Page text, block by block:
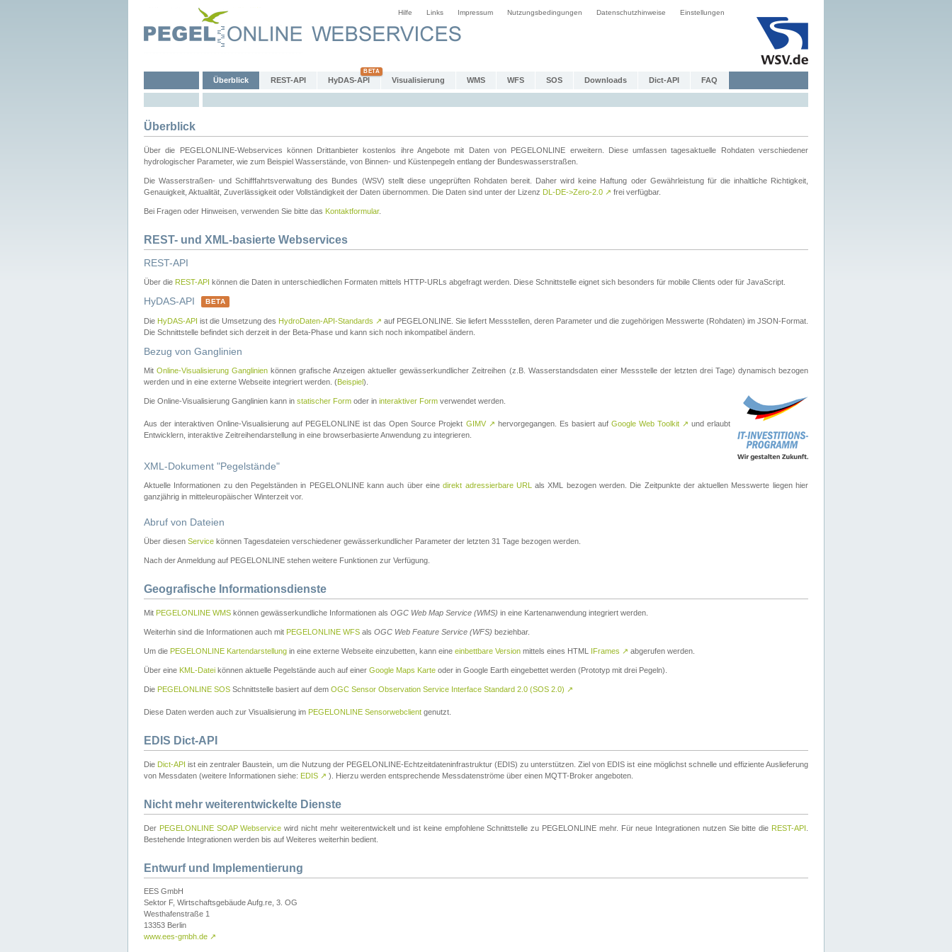
Hilfe Links Impressum Nutzungsbedingungen Datenschutzhinweise Einstellungen
Überblick REST-API HyDAS-API Visualisierung WMS WFS SOS Downloads Dict-API FAQ
Überblick
Über die PEGELONLINE-Webservices können Drittanbieter kostenlos ihre Angebote mit Daten von PEGELONLINE erweitern. Diese umfassen tagesaktuelle Rohdaten verschiedener
hydrologischer Parameter, wie zum Beispiel Wasserstände, von Binnen- und Küstenpegeln entlang der Bundeswasserstraßen.
Die Wasserstraßen- und Schifffahrtsverwaltung des Bundes (WSV) stellt diese ungeprüften Rohdaten bereit. Daher wird keine Haftung oder Gewährleistung für die inhaltliche Richtigkeit,
Genauigkeit, Aktualität, Zuverlässigkeit oder Vollständigkeit der Daten übernommen. Die Daten sind unter der Lizenz DL-DE->Zero-2.0 ↗ frei verfügbar.
Bei Fragen oder Hinweisen, verwenden Sie bitte das Kontaktformular.
REST- und XML-basierte Webservices
REST-API
Über die REST-API können die Daten in unterschiedlichen Formaten mittels HTTP-URLs abgefragt werden. Diese Schnittstelle eignet sich besonders für mobile Clients oder für JavaScript.
HyDAS-API BETA
Die HyDAS-API ist die Umsetzung des HydroDaten-API-Standards ↗ auf PEGELONLINE. Sie liefert Messstellen, deren Parameter und die zugehörigen Messwerte (Rohdaten) im JSON-Format.
Die Schnittstelle befindet sich derzeit in der Beta-Phase und kann sich noch inkompatibel ändern.
Bezug von Ganglinien
MitOnline-Visualisierung Ganglinien können grafische Anzeigen aktueller gewässerkundlicher Zeitreihen (z.B. Wasserstandsdaten einer Messstelle der letzten drei Tage) dynamisch bezogen
werden und in eine externe Webseite integriert werden. (Beispiel).
Die Online-Visualisierung Ganglinien kann in statischer Form oder in interaktiver Form verwendet werden.
Aus der interaktiven Online-Visualisierung auf PEGELONLINE ist das Open Source Projekt GIMV ↗ hervorgegangen. Es basiert auf Google Web Toolkit ↗ und erlaubt
Entwicklern, interaktive Zeitreihendarstellung in eine browserbasierte Anwendung zu integrieren.
XML-Dokument "Pegelstände"
Aktuelle Informationen zu den Pegelständen in PEGELONLINE kann auch über einedirekt adressierbare URL
als XML bezogen werden. Die Zeitpunkte der aktuellen Messwerte liegen hier
ganzjährig in mitteleuropäischer Winterzeit vor.
Abruf von Dateien
Über diesen Service können Tagesdateien verschiedener gewässerkundlicher Parameter der letzten 31 Tage bezogen werden.
Nach der Anmeldung auf PEGELONLINE stehen weitere Funktionen zur Verfügung.
Geografische Informationsdienste
Mit PEGELONLINE WMS können gewässerkundliche Informationen als OGC Web Map Service (WMS) in eine Kartenanwendung integriert werden.
Weiterhin sind die Informationen auch mit PEGELONLINE WFS als OGC Web Feature Service (WFS) beziehbar.
Um die PEGELONLINE Kartendarstellung in eine externe Webseite einzubetten, kann eine einbettbare Version mittels eines HTML IFrames ↗ abgerufen werden.
Über eine KML-Datei können aktuelle Pegelstände auch auf einer Google Maps Karte oder in Google Earth eingebettet werden (Prototyp mit drei Pegeln).
Die PEGELONLINE SOS Schnittstelle basiert auf dem OGC Sensor Observation Service Interface Standard 2.0 (SOS 2.0) ↗
Diese Daten werden auch zur Visualisierung im PEGELONLINE Sensorwebclient genutzt.
EDIS Dict-API
Die Dict-API ist ein zentraler Baustein, um die Nutzung der PEGELONLINE-Echtzeitdateninfrastruktur (EDIS) zu unterstützen. Ziel von EDIS ist eine möglichst schnelle und effiziente Auslieferung
von Messdaten (weitere Informationen siehe: EDIS ↗ ). Hierzu werden entsprechende Messdatenströme über einen MQTT-Broker angeboten.
Nicht mehr weiterentwickelte Dienste
Der PEGELONLINE SOAP Webservice wird nicht mehr weiterentwickelt und ist keine empfohlene Schnittstelle zu PEGELONLINE mehr. Für neue Integrationen nutzen Sie bitte die REST-API
Bestehende Integrationen werden bis auf Weiteres weiterhin bedient.
Entwurf und Implementierung
EES GmbH
Sektor F, Wirtschaftsgebäude Aufg.re, 3. OG
Westhafenstraße 1
13353 Berlin
www.ees-gmbh.de ↗